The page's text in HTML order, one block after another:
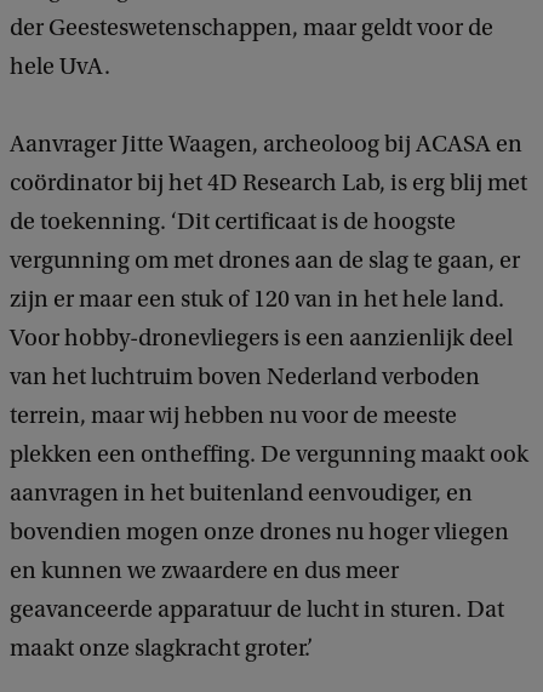
der Geesteswetenschappen, maar geldt voor de
hele UvA.
Aanvrager Jitte Waagen, archeoloog bij ACASA en
coördinator bij het 4D Research Lab, is erg blij met
de toekenning. ‘Dit certificaat is de hoogste
vergunning om met drones aan de slag te gaan, er
zijn er maar een stuk of 120 van in het hele land.
Voor hobby-dronevliegers is een aanzienlijk deel
van het luchtruim boven Nederland verboden
terrein, maar wij hebben nu voor de meeste
plekken een ontheffing. De vergunning maakt ook
aanvragen in het buitenland eenvoudiger, en
bovendien mogen onze drones nu hoger vliegen
en kunnen we zwaardere en dus meer
geavanceerde apparatuur de lucht in sturen. Dat
maakt onze slagkracht groter.’